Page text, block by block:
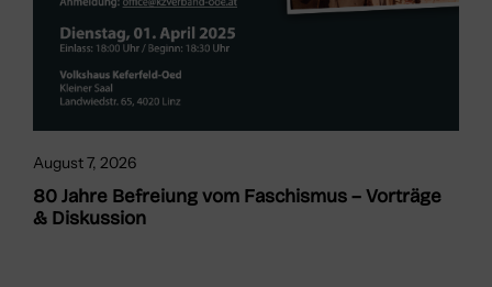
August 7, 2026
80 Jahre Befreiung vom Faschismus – Vorträge
& Diskussion